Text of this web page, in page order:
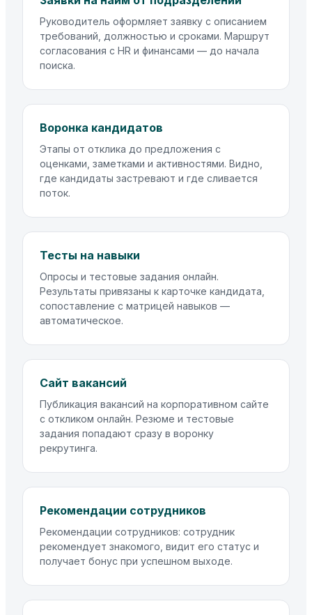
Руководитель оформляет заявку с описанием
требований, должностью и сроками. Маршрут
согласования с HR и финансами — до начала
поиска.
Воронка кандидатов
Этапы от отклика до предложения с
оценками, заметками и активностями. Видно,
где кандидаты застревают и где сливается
поток.
Тесты на навыки
Опросы и тестовые задания онлайн.
Результаты привязаны к карточке кандидата,
сопоставление с матрицей навыков —
автоматическое.
Сайт вакансий
Публикация вакансий на корпоративном сайте
с откликом онлайн. Резюме и тестовые
задания попадают сразу в воронку
рекрутинга.
Рекомендации сотрудников
Рекомендации сотрудников: сотрудник
рекомендует знакомого, видит его статус и
получает бонус при успешном выходе.